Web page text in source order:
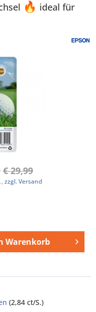
🔥 ideal für
€ 29,99
zzgl. Versand
Warenkorb
(2,84 ct/S.)